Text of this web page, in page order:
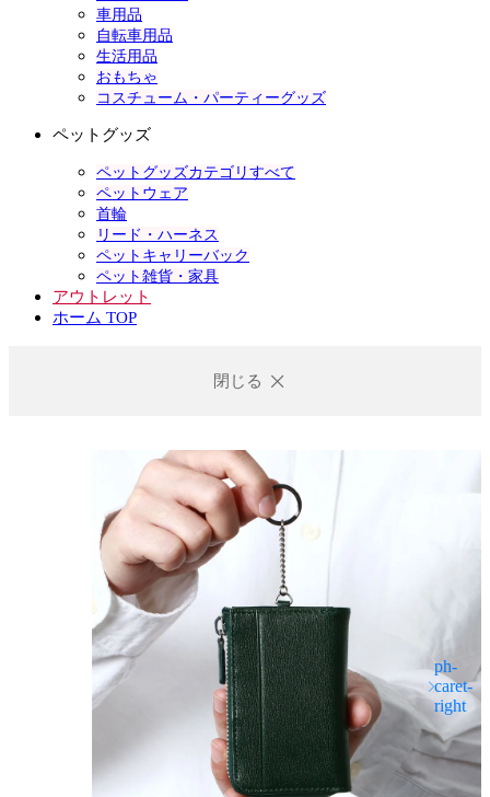
車用品
自転車用品
生活用品
おもちゃ
コスチューム・パーティーグッズ
ペットグッズ
ペットグッズカテゴリすべて
ペットウェア
首輪
リード・ハーネス
ペットキャリーバック
ペット雑貨・家具
アウトレット
ホーム TOP
閉じる